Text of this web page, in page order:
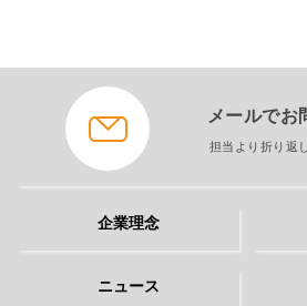
メールでお
担当より折り返
企業理念
ニュース